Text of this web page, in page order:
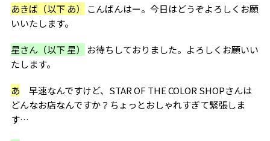
あきば（以下 あ）
こんばんはー。今日はどうぞよろしくお願
いいたします。
星さん（以下 星）
お待ちしておりました。よろしくお願いい
たします。
あ 早速なんですけど、STAR OF THE COLOR SHOPさんは
どんなお店なんですか？ちょっとおしゃれすぎて緊張しま
す…